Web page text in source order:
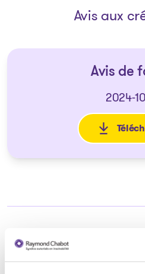
Avis aux
Avis de
2024-
:
Syndic